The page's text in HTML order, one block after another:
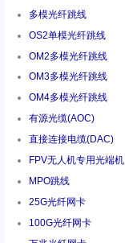
多模光纤跳线
OS2单模光纤跳线
OM2多模光纤跳线
OM3多模光纤跳线
OM4多模光纤跳线
有源光缆(AOC)
直接连接电缆(DAC)
FPV无人机专用光端机
MPO跳线
25G光纤网卡
100G光纤网卡